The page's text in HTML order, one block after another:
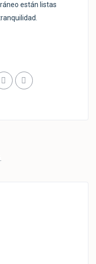
están listas